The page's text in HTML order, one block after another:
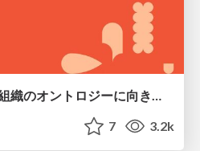
データエンジニアこそ組織のオントロジーに向き合うべき — 問いに答えるAIから、事業を動かすAIへ
7 3.2k